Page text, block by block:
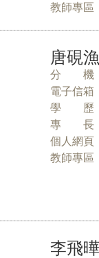
教師專區
唐硯
分 機
電子信箱
學 歷
專 長
個人網頁
教師專區
李飛